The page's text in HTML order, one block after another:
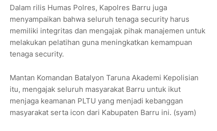
Dalam rilis Humas Polres, Kapolres Barru juga
menyampaikan bahwa seluruh tenaga security harus
memiliki integritas dan mengajak pihak manajemen untuk
melakukan pelatihan guna meningkatkan kemampuan
tenaga security.
Mantan Komandan Batalyon Taruna Akademi Kepolisian
itu, mengajak seluruh masyarakat Barru untuk ikut
menjaga keamanan PLTU yang menjadi kebanggan
masyarakat serta icon dari Kabupaten Barru ini. (syam)